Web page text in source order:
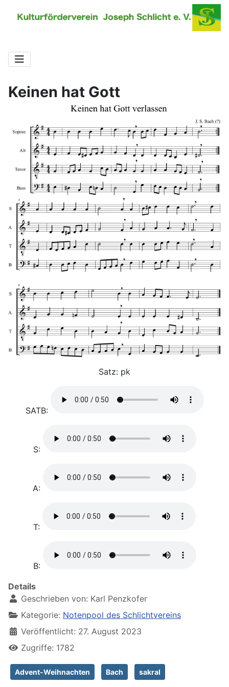
Keinen hat Gott
Satz: pk
SATB:
S:
A:
T:
B:
Details
Geschrieben von: Karl Penzkofer
Kategorie: Notenpool des Schlichtvereins
Veröffentlicht: 27. August 2023
Zugriffe: 1782
Advent-Weihnachten Bach sakral